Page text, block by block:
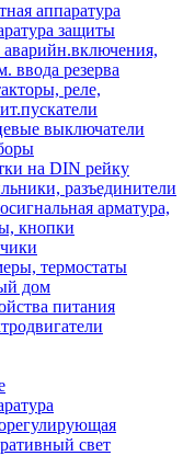
аппаратура
защиты
аварийн.включения,
ввода резерва
реле,
выключатели
на DIN рейку
разъединители
арматура,
кнопки
термостаты
дом
питания
свет